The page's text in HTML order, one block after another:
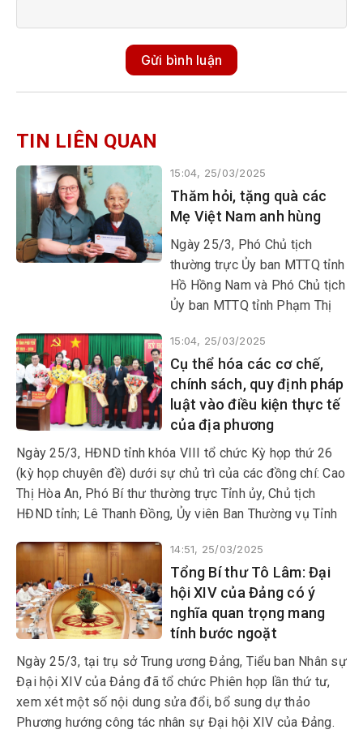
Gửi bình luận
TIN LIÊN QUAN
15:04, 25/03/2025
Thăm hỏi, tặng quà các
Mẹ Việt Nam anh hùng
Ngày 25/3, Phó Chủ tịch
thường trực Ủy ban MTTQ tỉnh
Hồ Hồng Nam và Phó Chủ tịch
Ủy ban MTTQ tỉnh Phạm Thị
tặng quà các Mẹ Việt Nam anh
hùng, cán bộ tiền khởi nghĩa
trên địa bàn các huyện Tuy An,
Đồng Xuân, Sơn Hòa và TP
Tuy Hòa nhân kỷ niệm 50 năm
Ngày Giải phóng Phú Yên
(1/4/1975-1/4/2025) và 50
năm giải phóng miền Nam,
thống nhất đất nước
15:04, 25/03/2025
Cụ thể hóa các cơ chế,
chính sách, quy định pháp
luật vào điều kiện thực tế
của địa phương
Ngày 25/3, HĐND tỉnh khóa VIII tổ chức Kỳ họp thứ 26
(kỳ họp chuyên đề) dưới sự chủ trì của các đồng chí: Cao
Thị Hòa An, Phó Bí thư thường trực Tỉnh ủy, Chủ tịch
HĐND tỉnh; Lê Thanh Đồng, Ủy viên Ban Thường vụ Tỉnh
14:51, 25/03/2025
Tổng Bí thư Tô Lâm: Đại
hội XIV của Đảng có ý
nghĩa quan trọng mang
tính bước ngoặt
Ngày 25/3, tại trụ sở Trung ương Đảng, Tiểu ban Nhân sự
Đại hội XIV của Đảng đã tổ chức Phiên họp lần thứ tư,
xem xét một số nội dung sửa đổi, bổ sung dự thảo
Phương hướng công tác nhân sự Đại hội XIV của Đảng.